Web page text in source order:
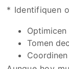
* Identifiquen
Tomen